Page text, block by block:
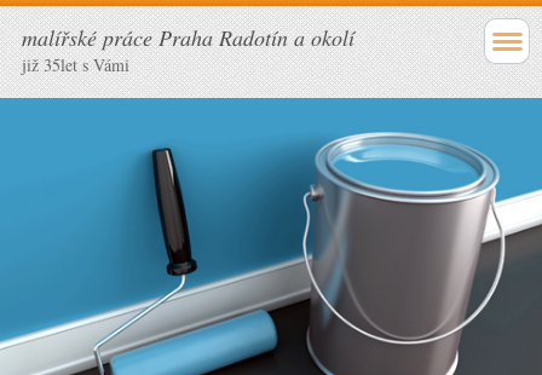
malířské práce Praha Radotín a okolí
již 35let s Vámi